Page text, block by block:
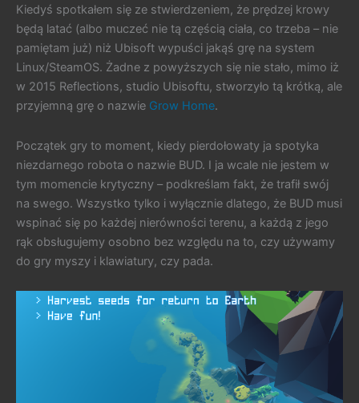
Kiedyś spotkałem się ze stwierdzeniem, że prędzej krowy
będą latać (albo muczeć nie tą częścią ciała, co trzeba – nie
pamiętam już) niż Ubisoft wypuści jakąś grę na system
Linux/SteamOS. Żadne z powyższych się nie stało, mimo iż
w 2015 Reflections, studio Ubisoftu, stworzyło tą krótką, ale
przyjemną grę o nazwie Grow Home.
Początek gry to moment, kiedy pierdołowaty ja spotyka
niezdarnego robota o nazwie BUD. I ja wcale nie jestem w
tym momencie krytyczny – podkreślam fakt, że trafił swój
na swego. Wszystko tylko i wyłącznie dlatego, że BUD musi
wspinać się po każdej nierówności terenu, a każdą z jego
rąk obsługujemy osobno bez względu na to, czy używamy
do gry myszy i klawiatury, czy pada.